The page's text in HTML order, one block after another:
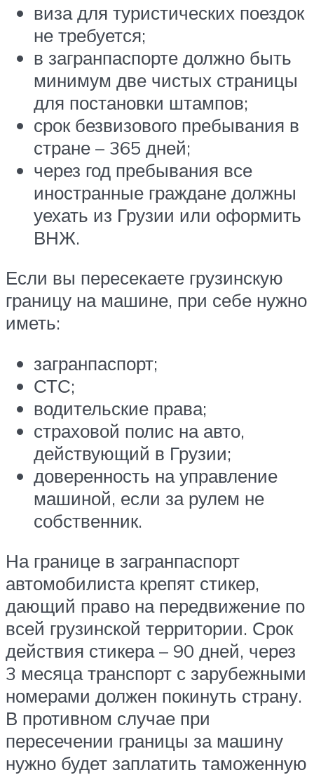
виза для туристических поездок
не требуется;
в загранпаспорте должно быть
минимум две чистых страницы
для постановки штампов;
срок безвизового пребывания в
стране – 365 дней;
через год пребывания все
иностранные граждане должны
уехать из Грузии или оформить
ВНЖ.
Если вы пересекаете грузинскую
границу на машине, при себе нужно
иметь:
загранпаспорт;
СТС;
водительские права;
страховой полис на авто,
действующий в Грузии;
доверенность на управление
машиной, если за рулем не
собственник.
На границе в загранпаспорт
автомобилиста крепят стикер,
дающий право на передвижение по
всей грузинской территории. Срок
действия стикера – 90 дней, через
3 месяца транспорт с зарубежными
номерами должен покинуть страну.
В противном случае при
пересечении границы за машину
нужно будет заплатить таможенную